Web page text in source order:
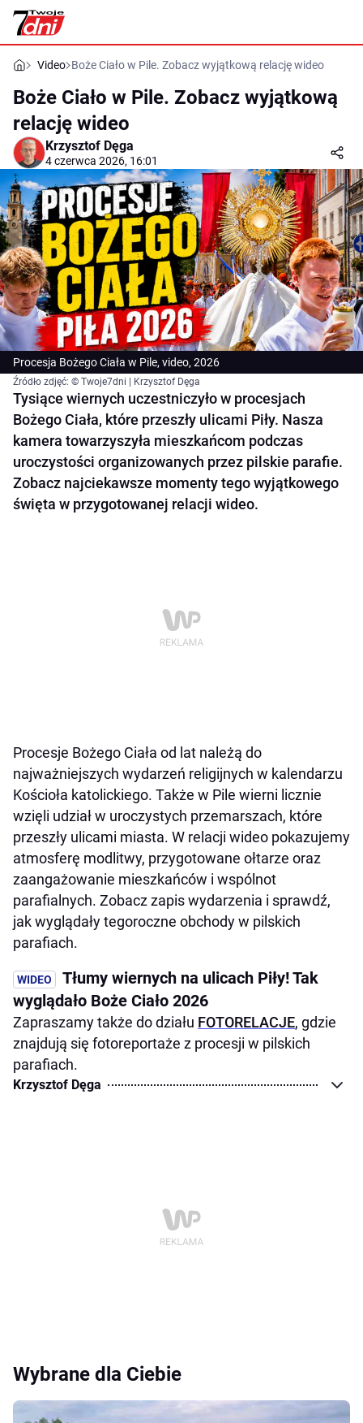
Video Boże Ciało w Pile. Zobacz wyjątkową relację wideo
Boże Ciało w Pile. Zobacz wyjątkową
relację wideo
Krzysztof Dęga
4 czerwca 2026, 16:01
Procesja Bożego Ciała w Pile, video, 2026
Źródło zdjęć: © Twoje7dni | Krzysztof Dęga
Tysiące wiernych uczestniczyło w procesjach
Bożego Ciała, które przeszły ulicami Piły. Nasza
kamera towarzyszyła mieszkańcom podczas
uroczystości organizowanych przez pilskie parafie.
Zobacz najciekawsze momenty tego wyjątkowego
święta w przygotowanej relacji wideo.
Procesje Bożego Ciała od lat należą do
najważniejszych wydarzeń religijnych w kalendarzu
Kościoła katolickiego. Także w Pile wierni licznie
wzięli udział w uroczystych przemarszach, które
przeszły ulicami miasta. W relacji wideo pokazujemy
atmosferę modlitwy, przygotowane ołtarze oraz
zaangażowanie mieszkańców i wspólnot
parafialnych. Zobacz zapis wydarzenia i sprawdź,
jak wyglądały tegoroczne obchody w pilskich
parafiach.
Tłumy wiernych na ulicach Piły! Tak
wyglądało Boże Ciało 2026
Zapraszamy także do działu FOTORELACJE, gdzie
znajdują się fotoreportaże z procesji w pilskich
parafiach.
Krzysztof Dęga
Wybrane dla Ciebie